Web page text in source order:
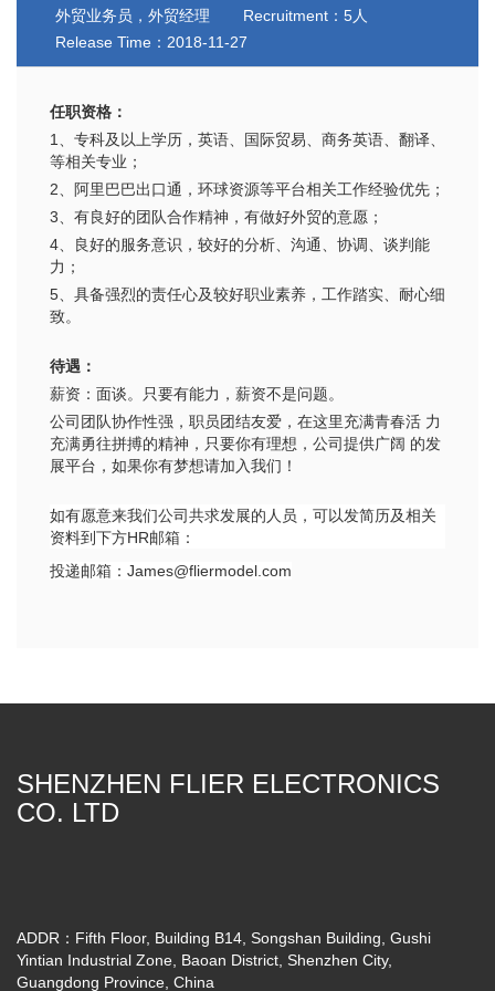
外贸业务员，外贸经理
Recruitment：5人
Release Time：2018-11-27
任职资格：
1、专科及以上学历，英语、国际贸易、商务英语、翻译、
等相关专业；
2、阿里巴巴出口通，环球资源等平台相关工作经验优先；
3、有良好的团队合作精神，有做好外贸的意愿；
4、良好的服务意识，较好的分析、沟通、协调、谈判能
力；
5、具备强烈的责任心及较好职业素养，工作踏实、耐心细
致。
待遇：
薪资：面谈。只要有能力，薪资不是问题。
公司团队协作性强，职员团结友爱，在这里充满青春活 力
充满勇往拼搏的精神，只要你有理想，公司提供广阔 的发
展平台，如果你有梦想请加入我们！
如有愿意来我们公司共求发展的人员，可以发简历及相关
资料到下方HR邮箱：
投递邮箱：James@fliermodel.com
SHENZHEN FLIER ELECTRONICS
CO. LTD
ADDR：Fifth Floor, Building B14, Songshan Building, Gushi
Yintian Industrial Zone, Baoan District, Shenzhen City,
Guangdong Province, China